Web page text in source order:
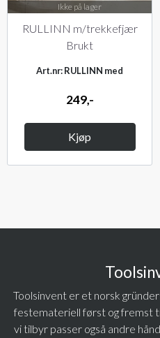
Ikke på lager
RULLINN m/trekkefjær
Brukt
Art.nr: RULLINN med
249,-
Kjøp
Toolsinvent er et norsk
festemateriell først og fremst
vi tilbyr passer også andre